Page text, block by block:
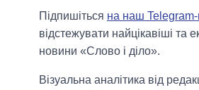
Підпишіться на наш
відстежувати найцікавіші та
новини «Слово і діло».
Візуальна аналітика від